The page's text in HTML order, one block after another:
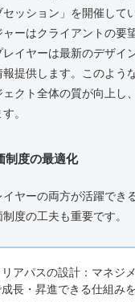
ッション」を開催して
ャーはクライアントの要
イヤーは最新のデザイ
提供します。このよう
クト全体の質が向上し
。
制度の最適化
ヤーの両方が活躍でき
度の工夫も重要です。
アパスの設計：マネジ
長・昇進できる仕組み